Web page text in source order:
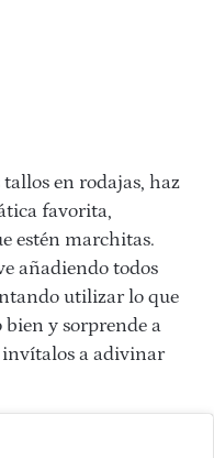
en rodajas, haz
favorita,
estén marchitas.
añadiendo todos
utilizar lo que
bien y sorprende a
invítalos a adivinar